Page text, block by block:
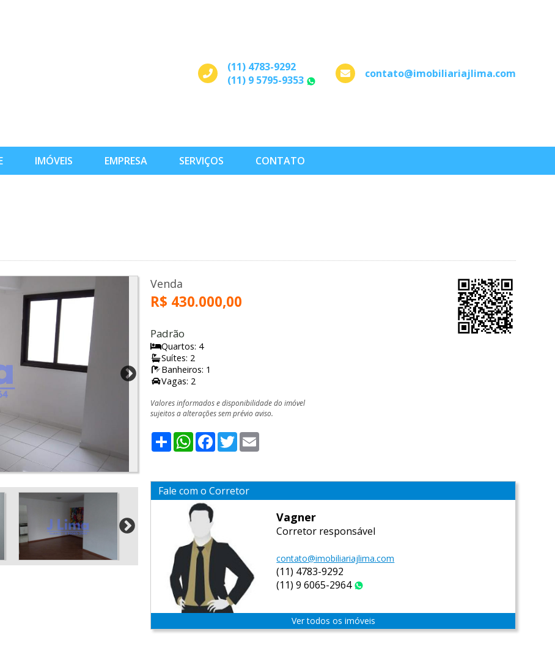
(11) 4783-9292
(11) 9 5795-9353
WhatsApp
contato@imobiliariajlima.com
IMÓVEIS EMPRESA SERVIÇOS CONTATO
Venda
R$ 430.000,00
Padrão
Quartos: 4
Suítes: 2
Banheiros: 1
Vagas: 2
Valores informados e disponibilidade do imóvel
sujeitos a alterações sem prévio aviso.
ShareWhatsApp
Facebook
Twitter
Fale com o Corretor
Vagner
Corretor responsável
contato@imobiliariajlima.com
(11) 4783-9292
(11) 9 6065-2964
Ver todos os imóveis